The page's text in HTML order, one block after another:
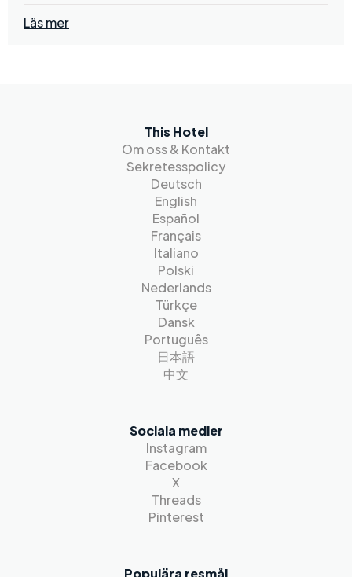
Läs mer
This Hotel
Om oss & Kontakt
Sekretesspolicy
Deutsch
English
Español
Français
Italiano
Polski
Nederlands
Türkçe
Dansk
Português
日本語
中文
Sociala medier
Instagram
Facebook
X
Threads
Pinterest
Populära resmål